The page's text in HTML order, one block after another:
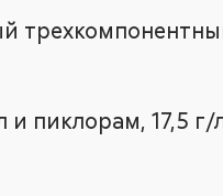
пиклорам, 17,5 г/